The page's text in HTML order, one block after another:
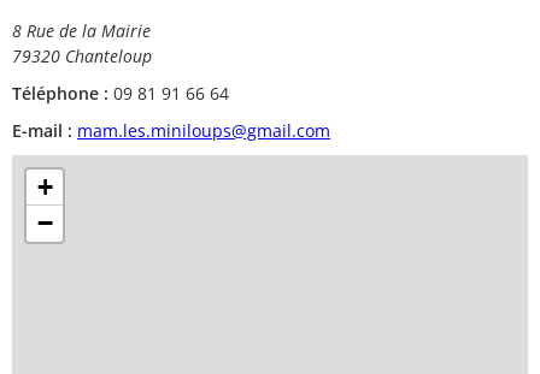
8 Rue de la Mairie
79320 Chanteloup
Téléphone : 09 81 91 66 64
E-mail : mam.les.miniloups@gmail.com
+
−